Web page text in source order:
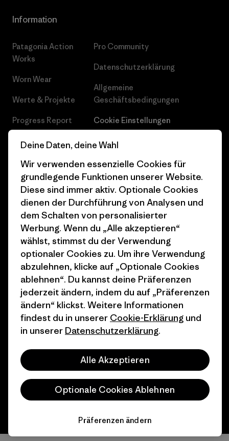
Information
Patagonia Action
Works
Worn Wear
Werte & Projekte
Progress Report
Business Unusual
Klimaziele
1% For The Planet
Wie wir finanzieren
Geschenkgutscheine
Stores in deiner
Nähe
Pro Community
Datenschutzerklärung
Allgemeine
Geschäftsbedingungen
Cookie Einstellungen
Karriere
Pressekontakt
Industry program
Affiliate-Programm
Patagonia Deutschland
Seitenverzeichnis
© 2026 Patagonia, Inc. All Rights Reserved.
Deutsch
Deine Daten, deine Wahl
Wir verwenden essenzielle Cookies für
grundlegende Funktionen unserer Website.
Diese sind immer aktiv. Optionale Cookies
dienen der Durchführung von Analysen und
dem Schalten von personalisierter
Werbung. Wenn du „Alle akzeptieren“
wählst, stimmst du der Verwendung
optionaler Cookies zu. Um ihre Verwendung
abzulehnen, klicke auf „Optionale Cookies
ablehnen“. Du kannst deine Präferenzen
jederzeit ändern, indem du auf „Präferenzen
ändern“ klickst. Weitere Informationen
findest du in unserer Cookie-Erklärung und
in unserer Datenschutzerklärung.
Alle Akzeptieren
Optionale Cookies Ablehnen
Präferenzen ändern